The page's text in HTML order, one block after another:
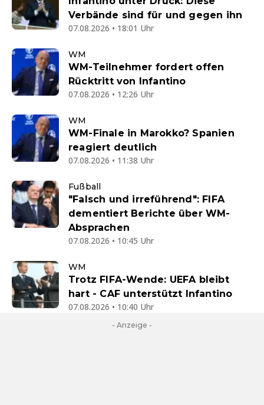
Verbände sind für und gegen ihn
07.08.2026 • 18:01 Uhr
WM
WM-Teilnehmer fordert offen
Rücktritt von Infantino
07.08.2026 • 12:26 Uhr
WM
WM-Finale in Marokko? Spanien
reagiert deutlich
07.08.2026 • 11:38 Uhr
Fußball
"Falsch und irreführend": FIFA
dementiert Berichte über WM-
Absprachen
07.08.2026 • 10:45 Uhr
WM
Trotz FIFA-Wende: UEFA bleibt
hart - CAF unterstützt Infantino
07.08.2026 • 10:40 Uhr
- Anzeige -